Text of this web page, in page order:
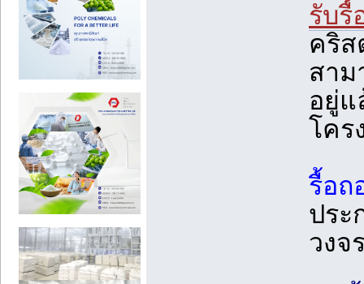
รับรื้
คริส
สาม
อยู่แ
โคร
รื้อถ
ประ
วงจ